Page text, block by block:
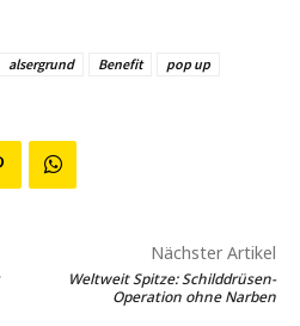
alsergrund Benefit
pop up
Nächster Artikel
Weltweit Spitze: Schilddrüsen-
Operation ohne Narben